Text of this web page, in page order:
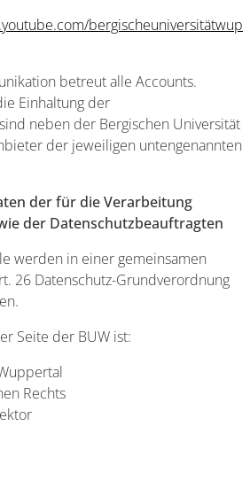
bergischeuniversitätwup
betreut alle Accounts.
Einhaltung der
neben der Bergischen Universität
der jeweiligen untengenannten
der für die Verarbeitung
der Datenschutzbeauftragten
werden in einer gemeinsamen
26 Datenschutz-Grundverordnung
Seite der BUW ist:
Rechts